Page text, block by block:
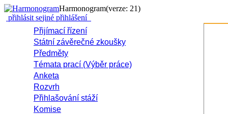
Harmonogram(verze: 21)
přihlásit sejiné přihlášení
Přijímací řízení
Státní závěrečné zkoušky
Předměty
Témata prací (Výběr práce)
Anketa
Rozvrh
Přihlašování stáží
Komise